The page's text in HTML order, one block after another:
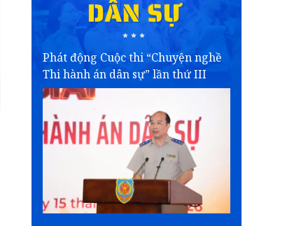
Phát động Cuộc thi “Chuyện nghề
Thi hành án dân sự” lần thứ III